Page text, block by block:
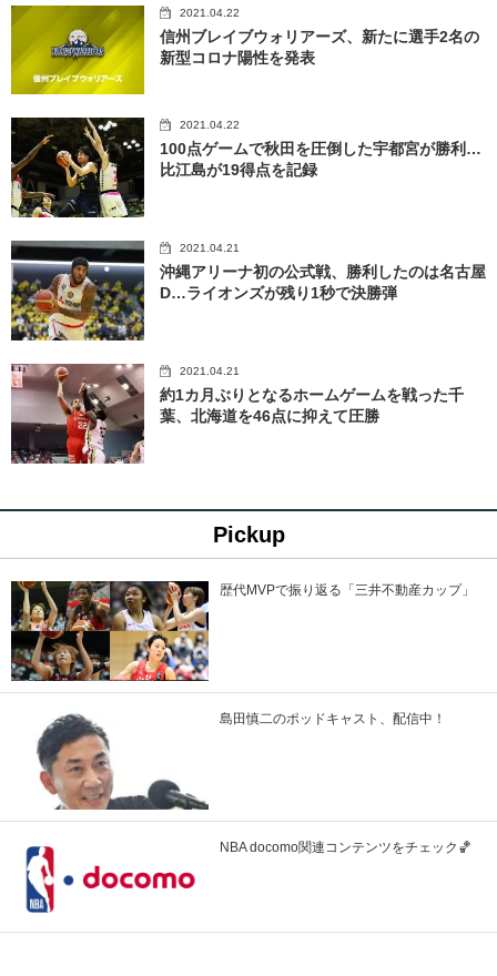
2021.04.22
信州ブレイブウォリアーズ、新たに選手2名の
新型コロナ陽性を発表
2021.04.22
100点ゲームで秋田を圧倒した宇都宮が勝利…
比江島が19得点を記録
2021.04.21
沖縄アリーナ初の公式戦、勝利したのは名古屋
D…ライオンズが残り1秒で決勝弾
2021.04.21
約1カ月ぶりとなるホームゲームを戦った千
葉、北海道を46点に抑えて圧勝
Pickup
歴代MVPで振り返る「三井不動産カップ」
島田慎二のポッドキャスト、配信中！
NBA docomo関連コンテンツをチェック🏀